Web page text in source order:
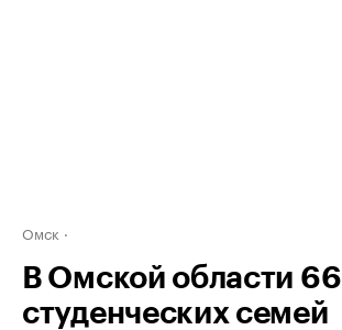
Омск
В Омской области 66
студенческих семей